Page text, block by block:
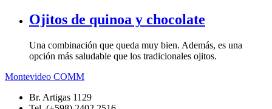
Ojitos de quinoa y chocolate
Una combinación que queda muy bien. Además, es una
opción más saludable que los tradicionales ojitos.
Montevideo COMM
Br. Artigas 1129